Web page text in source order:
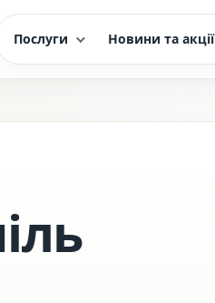
Послуги Новини та акції